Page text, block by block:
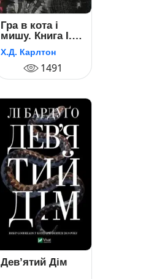
Гра в кота і
мишу. Книга І.
Переслідування
Аделіни
Х.Д. Карлтон
1491
Дев’ятий Дім